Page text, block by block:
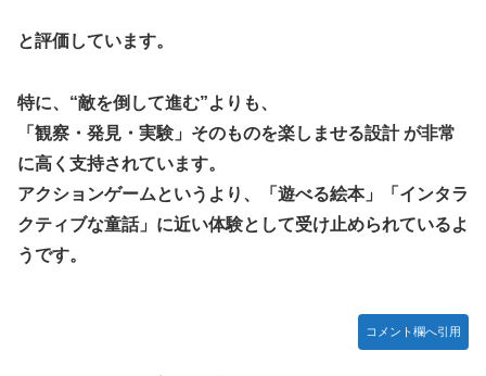
池田瑛紗ちゃんが｢真珠の耳飾りの少女｣の魅力を語る！！！
【朗報】山﨑愛生「けんぱなぱっぱぱん！」←
と評価しています。
特に、“敵を倒して進む”よりも、
「観察・発見・実験」そのものを楽しませる設計 が非常
に高く支持されています。
アクションゲームというより、「遊べる絵本」「インタラ
クティブな童話」に近い体験として受け止められているよ
うです。
コメント欄へ引用